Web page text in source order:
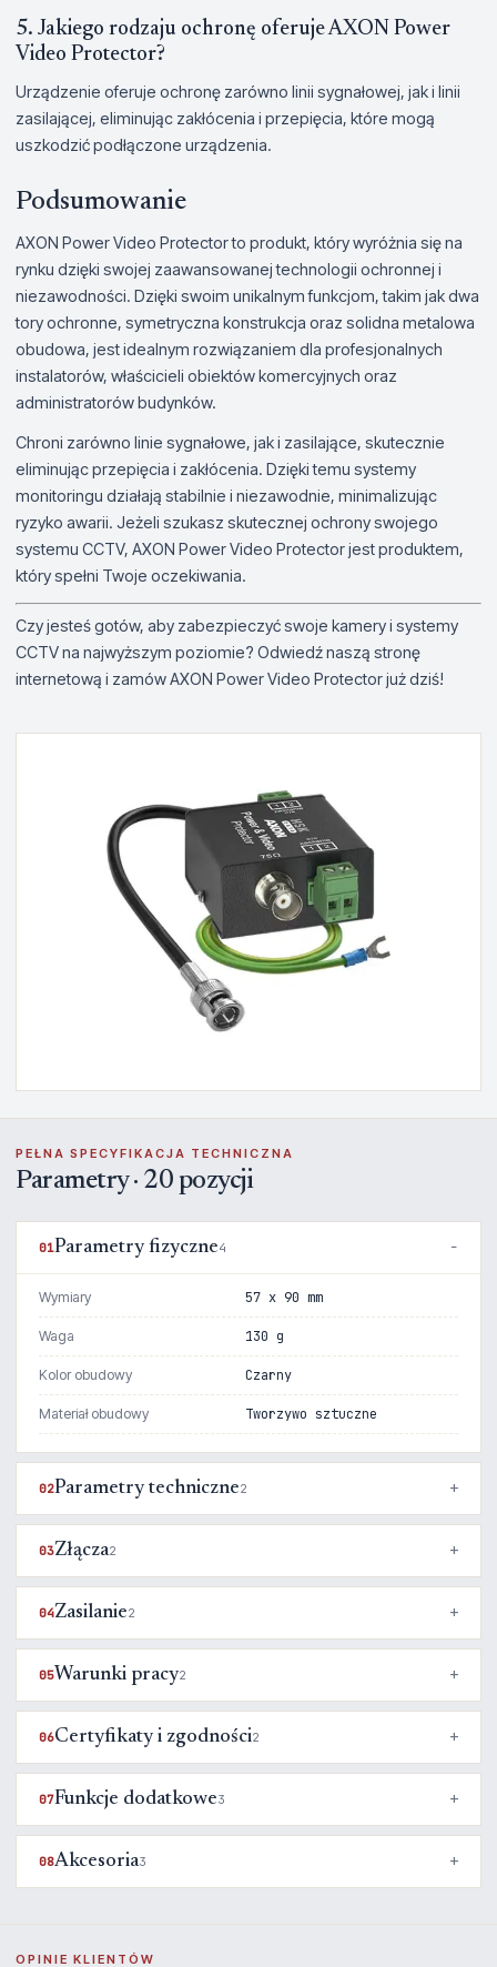
5. Jakiego rodzaju ochronę oferuje AXON Power
Video Protector?
Urządzenie oferuje ochronę zarówno linii sygnałowej, jak i linii
zasilającej, eliminując zakłócenia i przepięcia, które mogą
uszkodzić podłączone urządzenia.
Podsumowanie
AXON Power Video Protector to produkt, który wyróżnia się na
rynku dzięki swojej zaawansowanej technologii ochronnej i
niezawodności. Dzięki swoim unikalnym funkcjom, takim jak dwa
tory ochronne, symetryczna konstrukcja oraz solidna metalowa
obudowa, jest idealnym rozwiązaniem dla profesjonalnych
instalatorów, właścicieli obiektów komercyjnych oraz
administratorów budynków.
Chroni zarówno linie sygnałowe, jak i zasilające, skutecznie
eliminując przepięcia i zakłócenia. Dzięki temu systemy
monitoringu działają stabilnie i niezawodnie, minimalizując
ryzyko awarii. Jeżeli szukasz skutecznej ochrony swojego
systemu CCTV, AXON Power Video Protector jest produktem,
który spełni Twoje oczekiwania.
Czy jesteś gotów, aby zabezpieczyć swoje kamery i systemy
CCTV na najwyższym poziomie? Odwiedź naszą stronę
internetową i zamów AXON Power Video Protector już dziś!
PEŁNA SPECYFIKACJA TECHNICZNA
Parametry · 20 pozycji
01Parametry fizyczne4
Wymiary 57 x 90 mm
Waga 130 g
Kolor obudowy Czarny
Materiał obudowy Tworzywo sztuczne
02Parametry techniczne2
03Złącza2
04Zasilanie2
05Warunki pracy2
06Certyfikaty i zgodności2
07Funkcje dodatkowe3
08Akcesoria3
OPINIE KLIENTÓW